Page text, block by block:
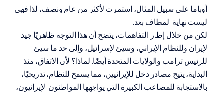
أوباما على سبيل المثال، استمرت لأكثر من عام ونصف، لذا فهي
ليست نهاية المطاف بعد.
لكن من خلال إطار التفاهمات، يتضح أن هذا التوجه ظاهريًا جيد
لإيران وللنظام الإيراني، وسيئ لإسرائيل، وإلى حد ما سيئ
للرئيس ترامب والولايات المتحدة أيضًا. لماذا؟ لأن الاتفاق، منذ
البداية، يتيح مصادر دخل للإيرانيين، مما يسمح للنظام، تدريجيًا،
بالاستجابة للمصاعب الكبيرة التي يواجهها المواطنون الإيرانيون،